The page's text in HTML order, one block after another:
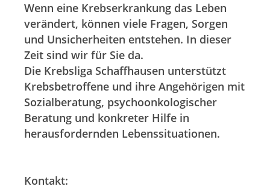
Wenn eine Krebserkrankung das Leben
verändert, können viele Fragen, Sorgen
und Unsicherheiten entstehen. In dieser
Zeit sind wir für Sie da.
Die Krebsliga Schaffhausen unterstützt
Krebsbetroffene und ihre Angehörigen mit
Sozialberatung, psychoonkologischer
Beratung und konkreter Hilfe in
herausfordernden Lebenssituationen.
Kontakt: